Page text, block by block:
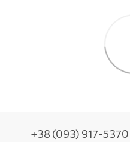
+38 (093) 917-5370